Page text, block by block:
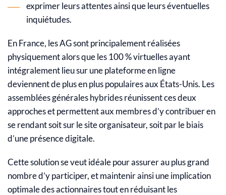
exprimer leurs attentes ainsi que leurs éventuelles
inquiétudes.
En France, les AG sont principalement réalisées
physiquement alors que les 100 % virtuelles ayant
intégralement lieu sur une plateforme en ligne
deviennent de plus en plus populaires aux États-Unis. Les
assemblées générales hybrides réunissent ces deux
approches et permettent aux membres d’y contribuer en
se rendant soit sur le site organisateur, soit par le biais
d’une présence digitale.
Cette solution se veut idéale pour assurer au plus grand
nombre d’y participer, et maintenir ainsi une implication
optimale des actionnaires tout en réduisant les